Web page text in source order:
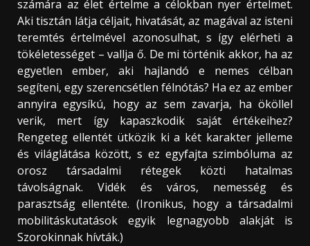
számára az élet értelme a célokban nyer értelmet.
Aki tisztán látja céljait, hivatását, az magával az isteni
teremtés értelmével azonosulhat, s így elérheti a
tökéletességet – vallja ő. De mi történik akkor, ha az
egyetlen ember, aki hajlandó e nemes célban
segíteni, egy szerencsétlen félnótás? Ha ez az ember
annyira egysíkú, hogy az sem zavarja, ha ököllel
verik, mert így kapaszkodik saját értékeihez?
Rengeteg ellentét ütközik ki a két karakter jelleme
és világlátása között, s ez egyfajta szimbóluma az
orosz társadalmi rétegek közti hatalmas
távolságnak. Vidék és város, nemesség és
parasztság ellentéte. (Ironikus, hogy a társadalmi
mobilitáskutatások egyik legnagyobb alakját is
Szorokinnak hívták.)